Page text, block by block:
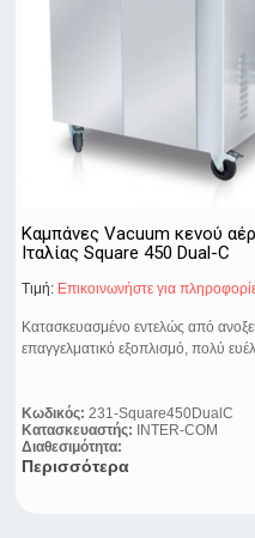
Καμπάνες Vacuum κενού
Ιταλίας Square 450 Dual-C
Τιμή: Eπικοινωνήστε για
Κατασκευασμένο εντελώς από
επαγγελματικό εξοπλισμό, πολύ
Κωδικός: 231-Square450DualC
Κατασκευαστής: INTER-COM
Διαθεσιμότητα:
Περισσότερα